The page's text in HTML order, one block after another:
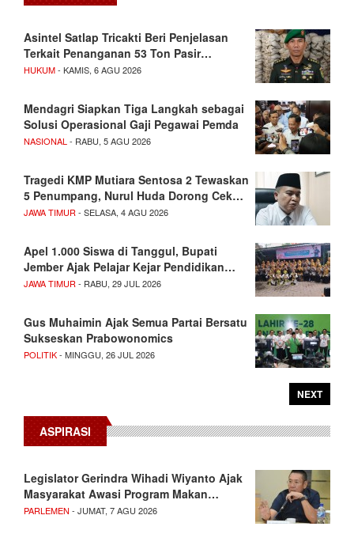
Asintel Satlap Tricakti Beri Penjelasan
Terkait Penanganan 53 Ton Pasir…
HUKUM- KAMIS, 6 AGU 2026
Mendagri Siapkan Tiga Langkah sebagai
Solusi Operasional Gaji Pegawai Pemda
NASIONAL- RABU, 5 AGU 2026
Tragedi KMP Mutiara Sentosa 2 Tewaskan
5 Penumpang, Nurul Huda Dorong Cek…
JAWA TIMUR- SELASA, 4 AGU 2026
Apel 1.000 Siswa di Tanggul, Bupati
Jember Ajak Pelajar Kejar Pendidikan…
JAWA TIMUR- RABU, 29 JUL 2026
Gus Muhaimin Ajak Semua Partai Bersatu
Sukseskan Prabowonomics
POLITIK- MINGGU, 26 JUL 2026
NEXT
ASPIRASI
Legislator Gerindra Wihadi Wiyanto Ajak
Masyarakat Awasi Program Makan…
PARLEMEN - JUMAT, 7 AGU 2026